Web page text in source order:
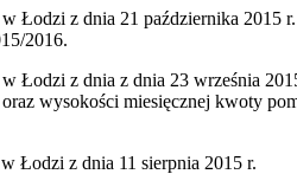
z dnia 21 października 2015
2016.
z dnia z dnia 23 września
wysokości miesięcznej kwoty
z dnia 11 sierpnia 2015 r.